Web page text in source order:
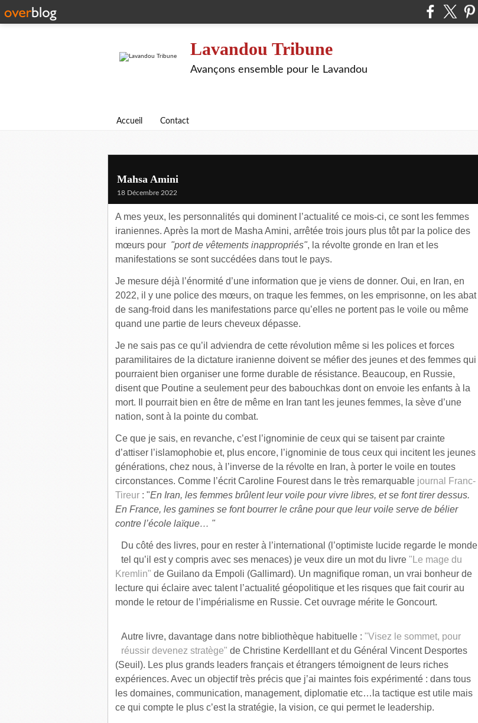
Lavandou Tribune
Avançons ensemble pour le Lavandou
Accueil Contact
Mahsa Amini
18 Décembre 2022
A mes yeux, les personnalités qui dominent l’actualité ce mois-ci, ce sont les femmes
iraniennes. Après la mort de Masha Amini, arrêtée trois jours plus tôt par la police des
mœurs pour "port de vêtements inappropriés", la révolte gronde en Iran et les
manifestations se sont succédées dans tout le pays.
Je mesure déjà l’énormité d’une information que je viens de donner. Oui, en Iran, en
2022, il y une police des mœurs, on traque les femmes, on les emprisonne, on les abat
de sang-froid dans les manifestations parce qu’elles ne portent pas le voile ou même
quand une partie de leurs cheveux dépasse.
Je ne sais pas ce qu’il adviendra de cette révolution même si les polices et forces
paramilitaires de la dictature iranienne doivent se méfier des jeunes et des femmes qui
pourraient bien organiser une forme durable de résistance. Beaucoup, en Russie,
disent que Poutine a seulement peur des babouchkas dont on envoie les enfants à la
mort. Il pourrait bien en être de même en Iran tant les jeunes femmes, la sève d’une
nation, sont à la pointe du combat.
Ce que je sais, en revanche, c’est l’ignominie de ceux qui se taisent par crainte
d’attiser l’islamophobie et, plus encore, l’ignominie de tous ceux qui incitent les jeunes
générations, chez nous, à l’inverse de la révolte en Iran, à porter le voile en toutes
circonstances. Comme l’écrit Caroline Fourest dans le très remarquable journal Franc-
Tireur : "En Iran, les femmes brûlent leur voile pour vivre libres, et se font tirer dessus.
En France, les gamines se font bourrer le crâne pour que leur voile serve de bélier
contre l’école laïque… "
Du côté des livres, pour en rester à l’international (l’optimiste lucide regarde le monde
tel qu’il est y compris avec ses menaces) je veux dire un mot du livre "Le mage du
Kremlin" de Guilano da Empoli (Gallimard). Un magnifique roman, un vrai bonheur de
lecture qui éclaire avec talent l’actualité géopolitique et les risques que fait courir au
monde le retour de l’impérialisme en Russie. Cet ouvrage mérite le Goncourt.
Autre livre, davantage dans notre bibliothèque habituelle : "Visez le sommet, pour
réussir devenez stratège" de Christine Kerdelllant et du Général Vincent Desportes
(Seuil). Les plus grands leaders français et étrangers témoignent de leurs riches
expériences. Avec un objectif très précis que j’ai maintes fois expérimenté : dans tous
les domaines, communication, management, diplomatie etc…la tactique est utile mais
ce qui compte le plus c’est la stratégie, la vision, ce qui permet le leadership.